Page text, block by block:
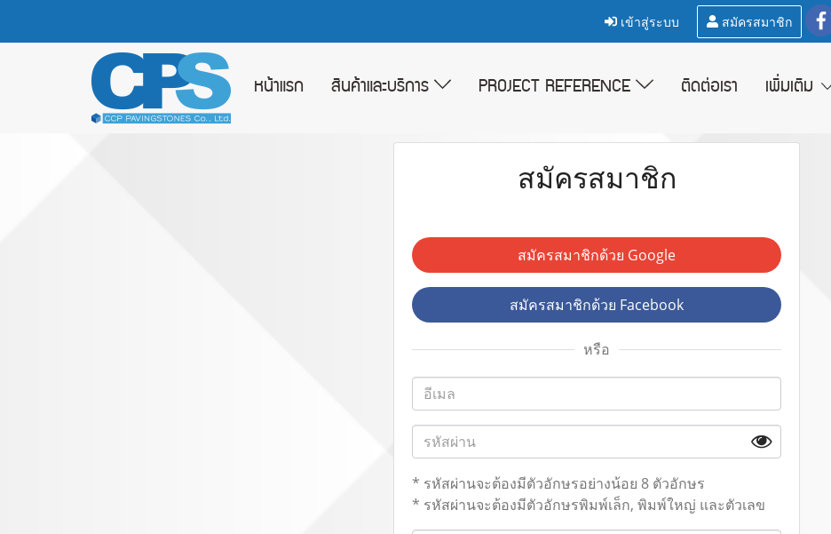
เข้าสู่ระบบ สมัครสมาชิก
หน้าแรก สินค้าและบริการ PROJECT REFERENCE ติดต่อเรา เพิ่มเติม
สมัครสมาชิก
สมัครสมาชิกด้วย Google
สมัครสมาชิกด้วย Facebook
หรือ
* รหัสผ่านจะต้องมีตัวอักษรอย่างน้อย 8 ตัวอักษร
* รหัสผ่านจะต้องมีตัวอักษรพิมพ์เล็ก, พิมพ์ใหญ่ และตัวเลข